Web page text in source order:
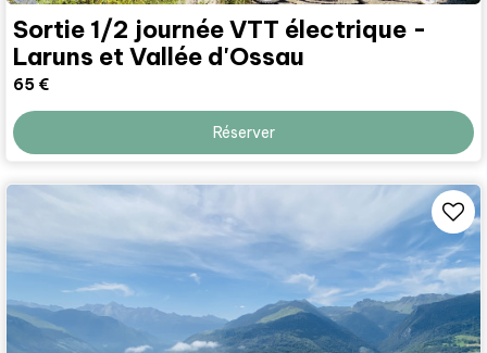
Sortie 1/2 journée VTT électrique -
Laruns et Vallée d'Ossau
65 €
Réserver